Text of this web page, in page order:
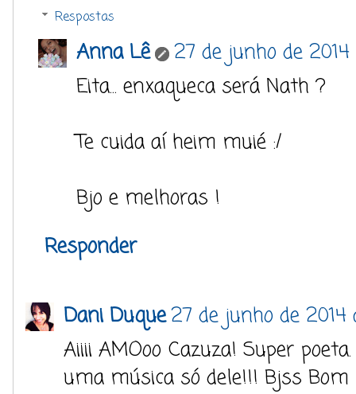
Respostas
Anna Lê
27 de junho de 2014
Eita... enxaqueca será Nath ?
Te cuida aí heim muié :/
Bjo e melhoras !
Responder
Dani Duque27 de junho de
Aiiii AMOoo Cazuza! Super
uma música só dele!!! Bjss